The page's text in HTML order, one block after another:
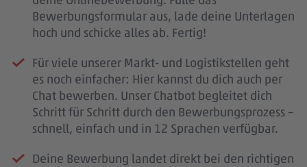
Bewerbungsformular aus, lade deine Unterlagen
hoch und schicke alles ab. Fertig!
Für viele unserer Markt- und Logistikstellen geht
es noch einfacher: Hier kannst du dich auch per
Chat bewerben. Unser Chatbot begleitet dich
Schritt für Schritt durch den Bewerbungsprozess –
schnell, einfach und in 12 Sprachen verfügbar.
Deine Bewerbung landet direkt bei den richtigen